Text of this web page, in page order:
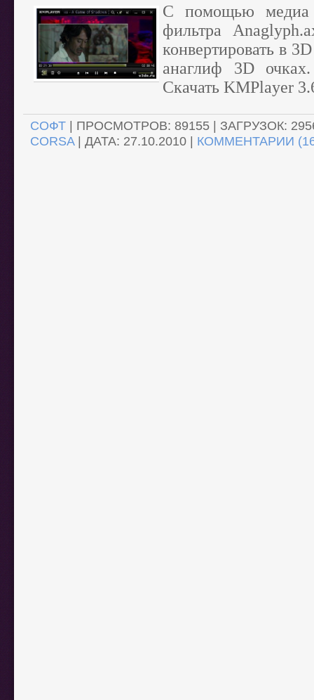
С помощью
фильтра
конвертировать в
анаглиф 3D
Скачать KMPlayer
СОФТ | ПРОСМОТРОВ: 89155 | ЗАГРУЗОК:
CORSA| ДАТА: 27.10.2010 | КОММЕНТАРИИ